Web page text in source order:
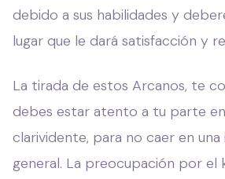
debido a sus habilidades y
lugar que le dará satisfacción y
La tirada de estos Arcanos, te
debes estar atento a tu parte
clarividente, para no caer en una
general. La preocupación por el